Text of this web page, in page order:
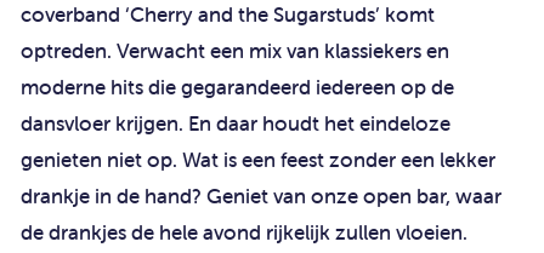
coverband ‘Cherry and the Sugarstuds’ komt
optreden. Verwacht een mix van klassiekers en
moderne hits die gegarandeerd iedereen op de
dansvloer krijgen. En daar houdt het eindeloze
genieten niet op. Wat is een feest zonder een lekker
drankje in de hand? Geniet van onze open bar, waar
de drankjes de hele avond rijkelijk zullen vloeien.